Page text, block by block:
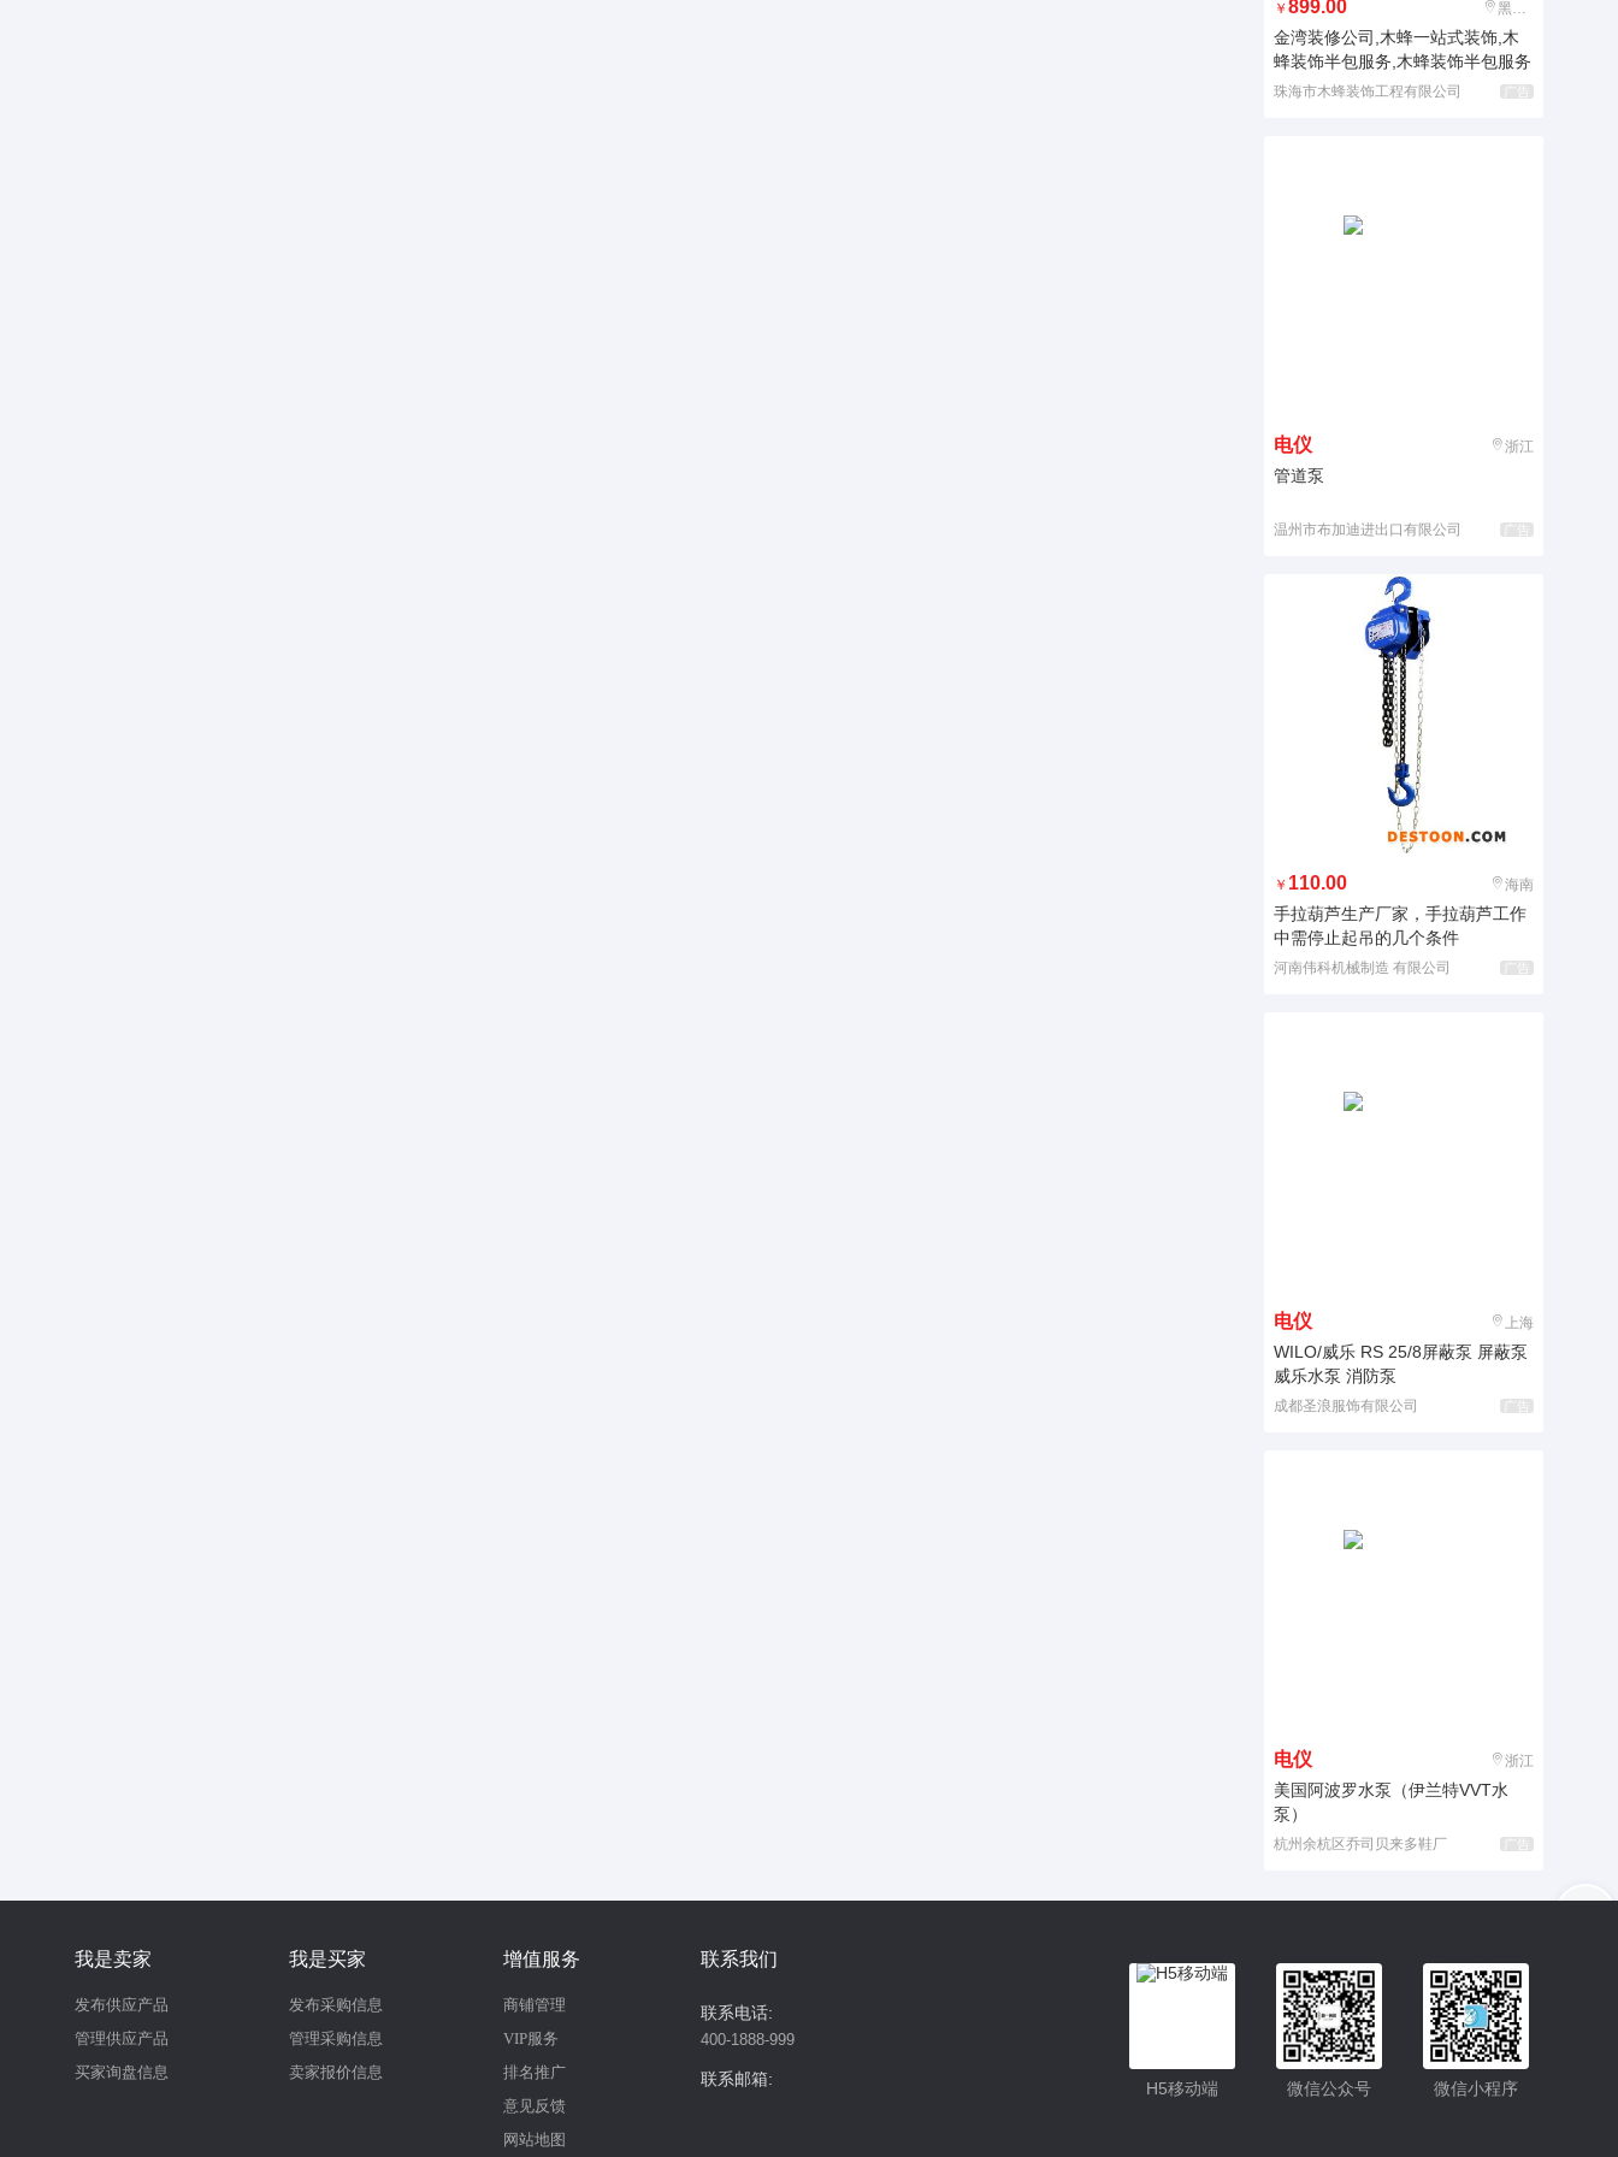
￥ 899.00 黑龙江
金湾装修公司,木蜂一站式装饰,木
蜂装饰半包服务,木蜂装饰半包服务
珠海市木蜂装饰工程有限公司 广告
电仪 浙江
管道泵
温州市布加迪进出口有限公司 广告
￥ 110.00 海南
手拉葫芦生产厂家，手拉葫芦工作
中需停止起吊的几个条件
河南伟科机械制造 有限公司 广告
电仪 上海
WILO/威乐 RS 25/8屏蔽泵 屏蔽泵
威乐水泵 消防泵
成都圣浪服饰有限公司 广告
电仪 浙江
美国阿波罗水泵（伊兰特VVT水
泵）
杭州余杭区乔司贝来多鞋厂 广告
我是卖家
发布供应产品
管理供应产品
买家询盘信息
我是买家
发布采购信息
管理采购信息
卖家报价信息
增值服务
商铺管理
VIP服务
排名推广
意见反馈
网站地图
联系我们
联系电话:
400-1888-999
联系邮箱: 微信小程序
微信公众号
H5移动端